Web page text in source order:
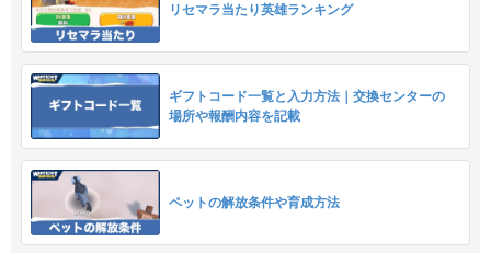
リセマラ当たり英雄ランキング
ギフトコード一覧と入力方法｜交換センターの
場所や報酬内容を記載
ペットの解放条件や育成方法